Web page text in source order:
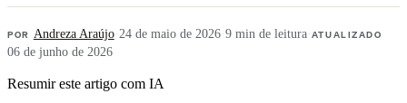
POR Andreza Araújo·24 de maio de 2026·9 min de leitura·ATUALIZADO
06 de junho de 2026
Resumir este artigo com IA